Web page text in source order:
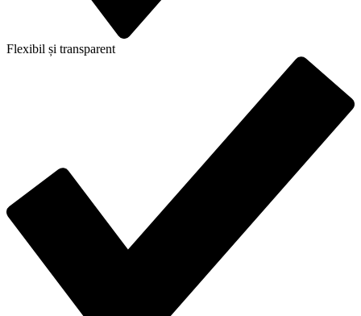
Flexibil și transparent